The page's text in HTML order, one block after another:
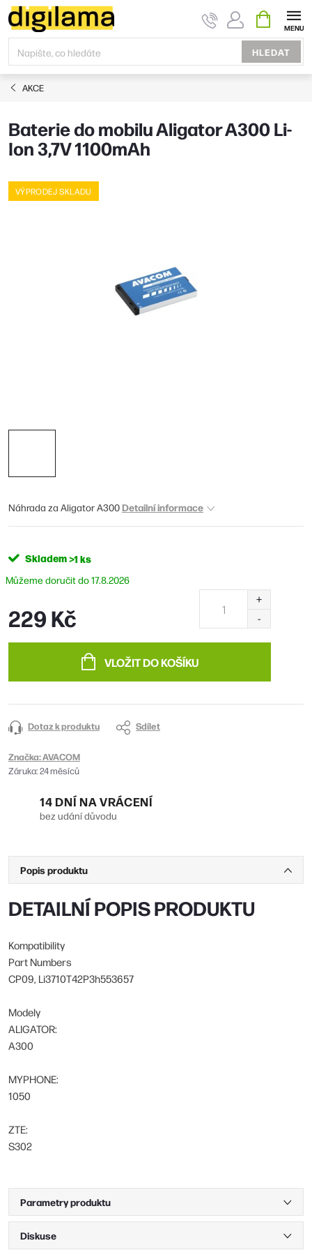
Přejít
na
obsah
HLEDAT
KOŠÍK
AKCE
Baterie do mobilu Aligator A300 Li-
Ion 3,7V 1100mAh
VÝPRODEJ SKLADU
Náhrada za Aligator A300Detailní informace
Skladem>1 ks
17.8.2026
229 Kč
VLOŽIT DO KOŠÍKU
Dotaz k produktu Sdílet
Značka:AVACOM
Záruka:24 měsíců
14 DNÍ NA VRÁCENÍ
bez udání důvodu
Popis produktu
DETAILNÍ POPIS PRODUKTU
Kompatibility
Part Numbers
CP09, Li3710T42P3h553657
Modely
ALIGATOR:
A300
MYPHONE:
1050
ZTE:
S302
Parametry produktu
Diskuse